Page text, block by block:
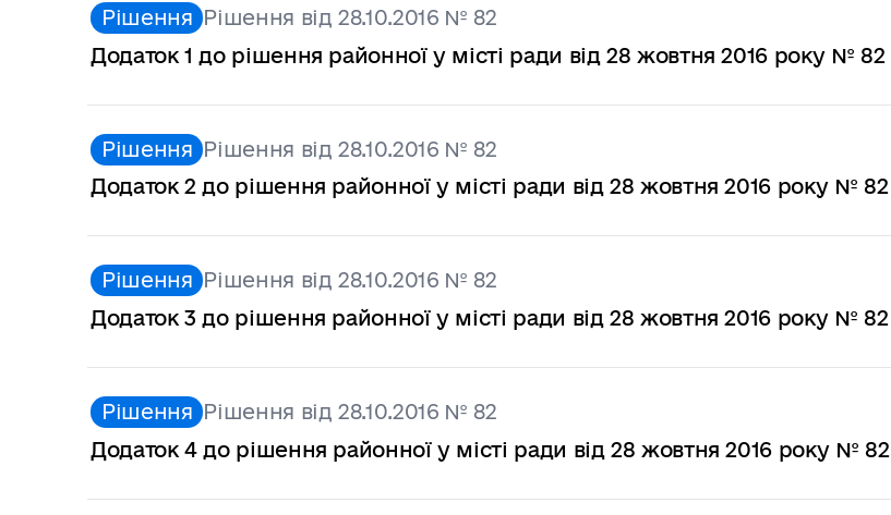
Рішення Рішення від 28.10.2016 № 82
Додаток 1 до рішення районної у місті ради від 28 жовтня 2016 року № 82
Рішення Рішення від 28.10.2016 № 82
Додаток 2 до рішення районної у місті ради від 28 жовтня 2016 року № 82
Рішення Рішення від 28.10.2016 № 82
Додаток 3 до рішення районної у місті ради від 28 жовтня 2016 року № 82
Рішення Рішення від 28.10.2016 № 82
Додаток 4 до рішення районної у місті ради від 28 жовтня 2016 року № 82